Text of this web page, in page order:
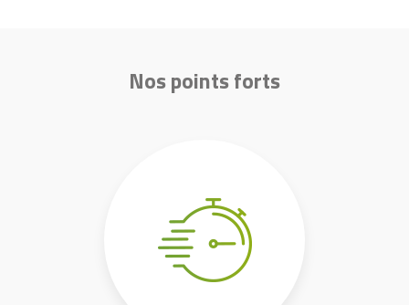
Nos points forts